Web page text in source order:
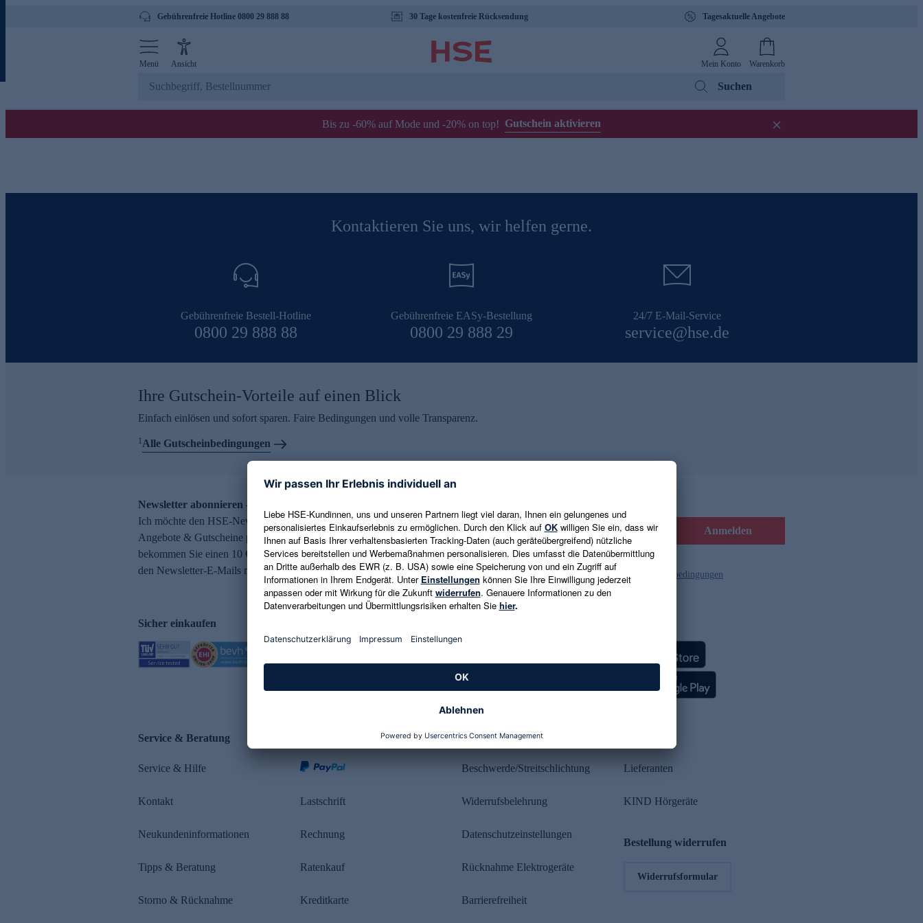
Gebührenfreie Hotline 0800 29 888 88 30 Tage kostenfreie Rücksendung Tagesaktuelle Angebote
Menü Ansicht Mein Konto Warenkorb
Suchen
Bis zu -60% auf Mode und -20% on top! Gutschein aktivieren
Kontaktieren Sie uns, wir helfen gerne.
Gebührenfreie Bestell-Hotline
0800 29 888 88
Gebührenfreie EASy-Bestellung
0800 29 888 29
24/7 E-Mail-Service
service@hse.de
Ihre Gutschein-Vorteile auf einen Blick
Einfach einlösen und sofort sparen. Faire Bedingungen und volle Transparenz.
1Alle Gutscheinbedingungen
Newsletter abonnieren – 10 € Gutschein erhalten
Ich möchte den HSE-Newsletter abonnieren und aktuelle Trends,
Angebote & Gutscheine per E-Mail erhalten. Als Dankeschön
bekommen Sie einen 10 € Gutschein. Eine Abmeldung ist jederzeit in
den Newsletter-E-Mails möglich.
E-Mail-Adresse eingeben Anmelden
Es gelten die Datenschutzrichtlinien und die Gutscheinbedingungen
Sicher einkaufen
Service & Beratung
Service & Hilfe
Kontakt
Neukundeninformationen
Tipps & Beratung
Storno & Rücknahme
Lastschrift
Rechnung
Ratenkauf
Kreditkarte
Rechtliches
Beschwerde/Streitschlichtung
Widerrufsbelehrung
Datenschutzeinstellungen
Rücknahme Elektrogeräte
Barrierefreiheit
Lieferanten
KIND Hörgeräte
Bestellung widerrufen
Widerrufsformular